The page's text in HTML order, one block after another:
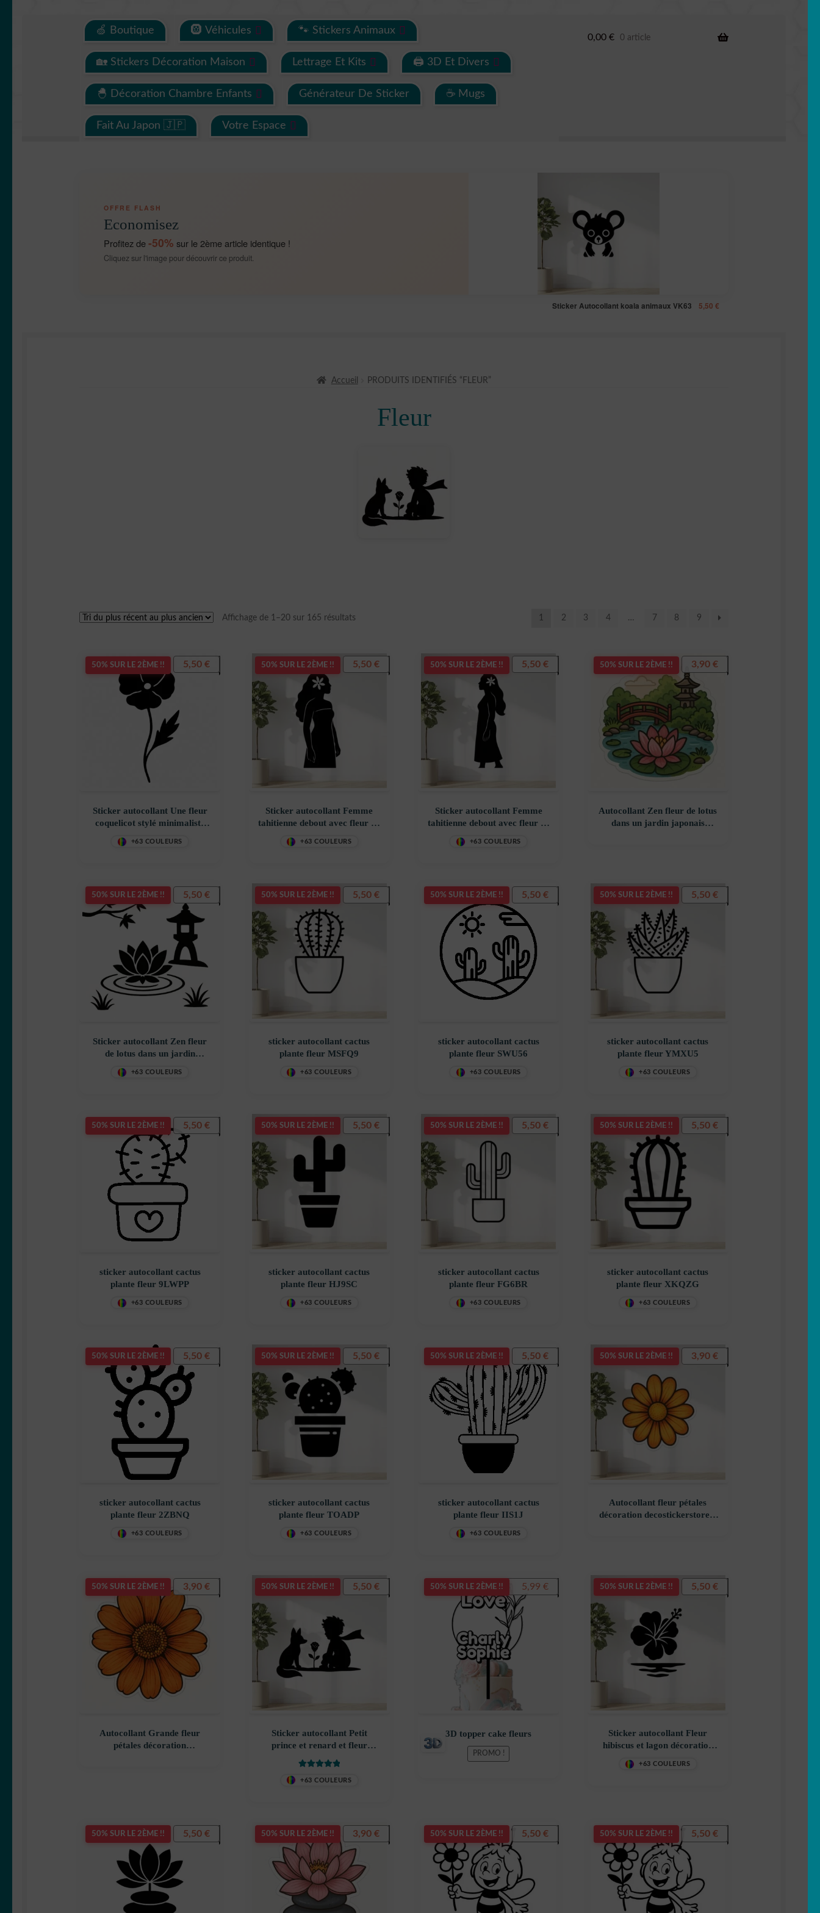
🍏 Boutique 🛞 Véhicules 🐾 Stickers Animaux
🏡 Stickers Décoration Maison Lettrage Et Kits 🖨 3D Et Divers
🐣 Décoration Chambre Enfants Générateur De Sticker ☕ Mugs
Fait Au Japon 🇯🇵 Votre Espace
0,00 € 0 article
OFFRE FLASH
Economisez
Profitez de-50% sur le 2ème article identique !
Cliquez sur l'image pour découvrir ce produit.
Sticker Autocollant koala animaux VK63 5,50 €
Accueil PRODUITS IDENTIFIÉS “FLEUR”
Fleur
Affichage de 1–20 sur 165 résultats
récent
au
1 2 3 4 … 7 8 9
50% SUR LE 2ÈME !!
Sticker autocollant Une fleur
coquelicot stylé minimaliste
décoration decostickerstore –
+63 COULEURS
5,50€ 50% SUR LE 2ÈME !!
Sticker autocollant Femme
tahitienne debout avec fleur de
tiare dans les cheveux
décoration decostickerstore –
+63 COULEURS
5,50 € 50% SUR LE 2ÈME !!
Sticker autocollant Femme
tahitienne debout avec fleur de
tiare dans les cheveux
décoration decostickerstore –
+63 COULEURS
5,50€ 50% SUR LE 2ÈME !!
Autocollant Zen fleur de lotus
dans un jardin japonais
3,90 €
50% SUR LE 2ÈME !!
Sticker autocollant Zen fleur
de lotus dans un jardin
japonais décoration
decostickerstore – OWICAG
+63 COULEURS
5,50€ 50% SUR LE 2ÈME !!
sticker autocollant cactus
plante fleur MSFQ9
+63 COULEURS
5,50 € 50% SUR LE 2ÈME !!
sticker autocollant cactus
plante fleur SWU56
+63 COULEURS
5,50€ 50% SUR LE 2ÈME !!
sticker autocollant cactus
plante fleur YMXU5
+63 COULEURS
5,50 €
50% SUR LE 2ÈME !!
sticker autocollant cactus
plante fleur 9LWPP
+63 COULEURS
5,50€ 50% SUR LE 2ÈME !!
sticker autocollant cactus
plante fleur HJ9SC
+63 COULEURS
5,50 € 50% SUR LE 2ÈME !!
sticker autocollant cactus
plante fleur FG6BR
+63 COULEURS
5,50€ 50% SUR LE 2ÈME !!
sticker autocollant cactus
plante fleur XKQZG
+63 COULEURS
5,50 €
50% SUR LE 2ÈME !!
sticker autocollant cactus
plante fleur 2ZBNQ
+63 COULEURS
5,50€ 50% SUR LE 2ÈME !!
sticker autocollant cactus
plante fleur TOADP
+63 COULEURS
5,50 € 50% SUR LE 2ÈME !!
sticker autocollant cactus
plante fleur IIS1J
+63 COULEURS
5,50€ 50% SUR LE 2ÈME !!
Autocollant fleur pétales
décoration decostickerstore –
3,90 €
50% SUR LE 2ÈME !!
Autocollant Grande fleur
pétales décoration
3,90€ 50% SUR LE 2ÈME !!
Sticker autocollant Petit
prince et renard et fleur
décoration decostickerstore –
HXBBGZ
+63 COULEURS
5,50 € 50% SUR LE 2ÈME !!
3D topper cake fleurs
PROMO !
7,99
Le
prix
initial
était :
5,99€Le
50% SUR LE 2ÈME !!
Sticker autocollant Fleur
hibiscus et lagon décoration
decostickerstore – VWO57V
+63 COULEURS
5,50 €
50% SUR LE 2ÈME !! 5,50€ 50% SUR LE 2ÈME !! 3,90 € 50% SUR LE 2ÈME !! 5,50€ 50% SUR LE 2ÈME !! 5,50 €